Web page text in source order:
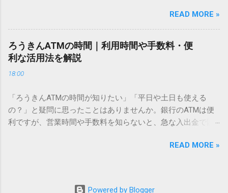
は、JIS規格（日本産業規格）によって「第1水準」「第2水
準」といった形で整理されています。しかし、人名や地名に
使われる非常に古い漢字（旧字）や、特定の組織だけで作ら
れた「外字」は、この一般的な変換リストに含まれていない
ン上のすべての文字には、いわば「住所」のような番号が割
り振られています。変換候補に出ない文字でも、この住所
（コード）を直接指定すれば、確実に呼び出すことができる
のです。 2. Windows標準機能！文字コードで漢字を出す「16
進数入力」 最も汎用性が高く、特別なソフトも不要なのが
20BB7）」を把握する。 入力モードを「半角」にする（※重
ことに申し訳なさを感じたりすることもあるかもしれませ
ん。 「もっとスムーズに、自分のタイミングで受け取りた
い」 「わざわざ電話をかけずに、スマホ一つで完結させた
い」 そんな願いを叶えてくれるのが、佐川急便の会員制サー
ビス「スマートクラブ」と、LINEや公式アプリの連携です。
これらを活用するだけで、再配達のストレスは驚くほど軽く
受け取り術と、連携による具体的なメリットを徹底解説しま
す。 佐川急便の再配達が劇的に変わる「スマートクラブ」と
は？ まず押さえておきたいのが、佐川急便の個人向け無料会
況をリアルタイムで管理するための基盤となるサービスで
が飛躍的に向上しています。登録を済ませておくだけで、荷
READ MORE »
ろうきんATMの時間｜利用時間や手数料・便
利な活用法を解説
18:00
「ろうきんATMの時間が知りたい」「平日や土日も使える
の？」と疑問に思ったことはありませんか。銀行のATMは便
利ですが、営業時間や手数料を知らないと、急な入出金で困
ATM営業時間や利用の注意点、便利な活用法 を詳しく解説し
です。 1-1. 店舗内ATM 平日：9:00〜17:00 土曜・日曜・祝
READ MORE »
Powered by Blogger